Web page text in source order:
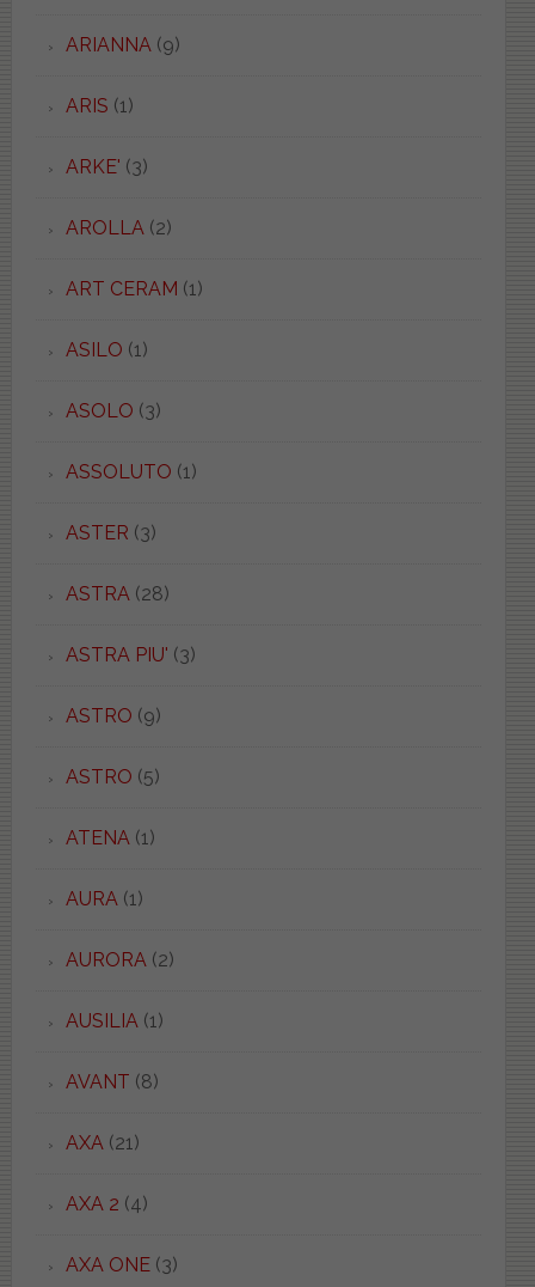
ARIANNA(9)
ARIS (1)
ARKE' (3)
AROLLA(2)
ART CERAM (1)
ASILO (1)
ASOLO (3)
ASSOLUTO (1)
ASTER (3)
ASTRA(28)
ASTRA PIU' (3)
ASTRO (9)
ASTRO (5)
ATENA(1)
AURA(1)
AURORA(2)
AUSILIA(1)
AVANT (8)
AXA(21)
AXA 2 (4)
AXA ONE(3)